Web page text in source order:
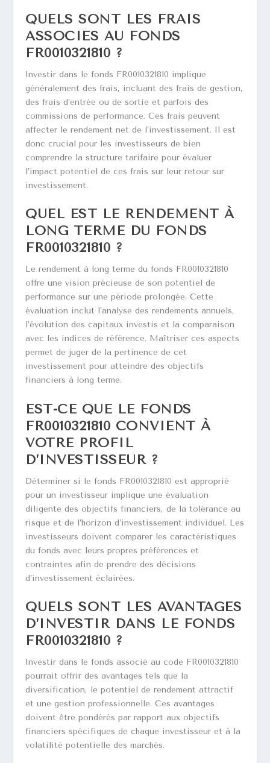
QUELS SONT LES FRAIS
ASSOCIÉS AU FONDS
FR0010321810 ?
Investir dans le fonds FR0010321810 implique
généralement des frais, incluant des frais de gestion,
des frais d’entrée ou de sortie et parfois des
commissions de performance. Ces frais peuvent
affecter le rendement net de l’investissement. Il est
donc crucial pour les investisseurs de bien
comprendre la structure tarifaire pour évaluer
l’impact potentiel de ces frais sur leur retour sur
investissement.
QUEL EST LE RENDEMENT À
LONG TERME DU FONDS
FR0010321810 ?
Le rendement à long terme du fonds FR0010321810
offre une vision précieuse de son potentiel de
performance sur une période prolongée. Cette
évaluation inclut l’analyse des rendements annuels,
l’évolution des capitaux investis et la comparaison
avec les indices de référence. Maîtriser ces aspects
permet de juger de la pertinence de cet
investissement pour atteindre des objectifs
financiers à long terme.
EST-CE QUE LE FONDS
FR0010321810 CONVIENT À
VOTRE PROFIL
D’INVESTISSEUR ?
Déterminer si le fonds FR0010321810 est approprié
pour un investisseur implique une évaluation
diligente des objectifs financiers, de la tolérance au
risque et de l’horizon d’investissement individuel. Les
investisseurs doivent comparer les caractéristiques
du fonds avec leurs propres préférences et
contraintes afin de prendre des décisions
d’investissement éclairées.
QUELS SONT LES AVANTAGES
D’INVESTIR DANS LE FONDS
FR0010321810 ?
Investir dans le fonds associé au code FR0010321810
pourrait offrir des avantages tels que la
diversification, le potentiel de rendement attractif
et une gestion professionnelle. Ces avantages
doivent être pondérés par rapport aux objectifs
financiers spécifiques de chaque investisseur et à la
volatilité potentielle des marchés.